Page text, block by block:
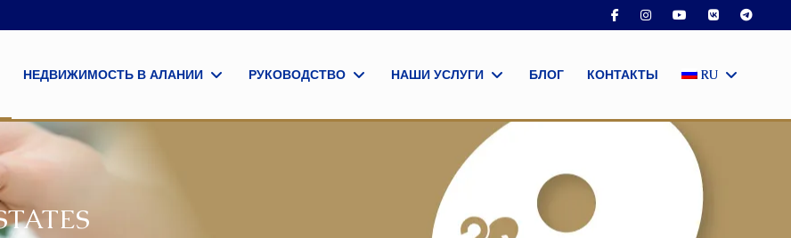
НЕДВИЖИМОСТЬ В АЛАНИИ РУКОВОДСТВО НАШИ УСЛУГИ БЛОГ КОНТАКТЫ RU